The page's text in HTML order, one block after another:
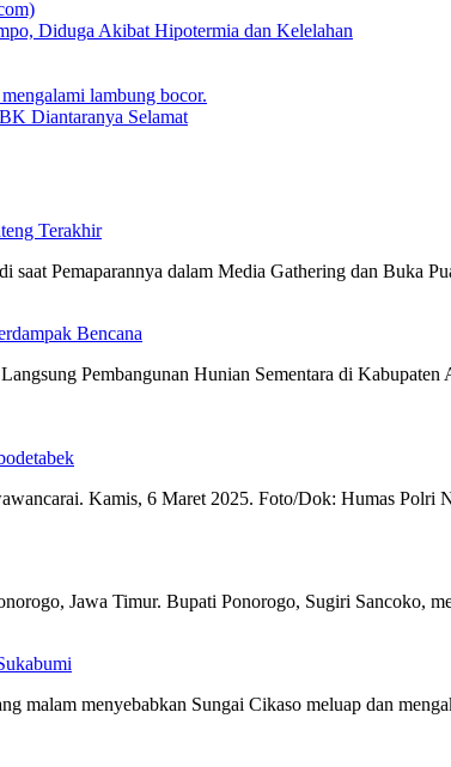
Diduga Akibat Hipotermia dan Kelelahan
Diantaranya Selamat
Terakhir
Pemaparannya dalam Media Gathering dan Buka
Bencana
Pembangunan Hunian Sementara di
Kamis, 6 Maret 2025. Foto/Dok: Humas
Jawa Timur. Bupati Ponorogo, Sugiri Sancoko,
malam menyebabkan Sungai Cikaso meluap dan